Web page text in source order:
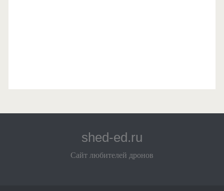
shed-ed.ru
Сайт любителей дронов